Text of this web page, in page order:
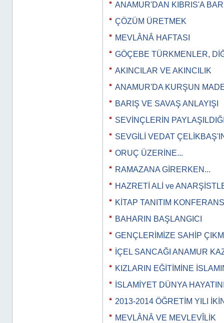
ANAMUR'DAN KIBRIS'A
ÇÖZÜM ÜRETMEK
MEVLÂNÂ HAFTASI
GÖÇEBE TÜRKMENLER,
AKINCILAR VE AKINCILIK
ANAMUR'DA KURŞUN
BARIŞ VE SAVAŞ ANLAYIŞI
SEVİNÇLERİN
SEVGİLİ VEDAT
ORUÇ ÜZERİNE...
RAMAZANA GİRERKEN...
HAZRETİ ALİ ve
KİTAP TANITIM
BAHARIN BAŞLANGICI
GENÇLERİMİZE SAHİP
İÇEL SANCAĞI ANAMUR
KIZLARIN EĞİTİMİNE
İSLAMİYET DÜNYA
2013-2014 ÖĞRETİM YILI
MEVLÂNÂ VE MEVLEVÎLİK